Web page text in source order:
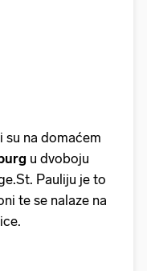
su na domaćem
u dvoboju
Pauliju je to
te se nalaze na